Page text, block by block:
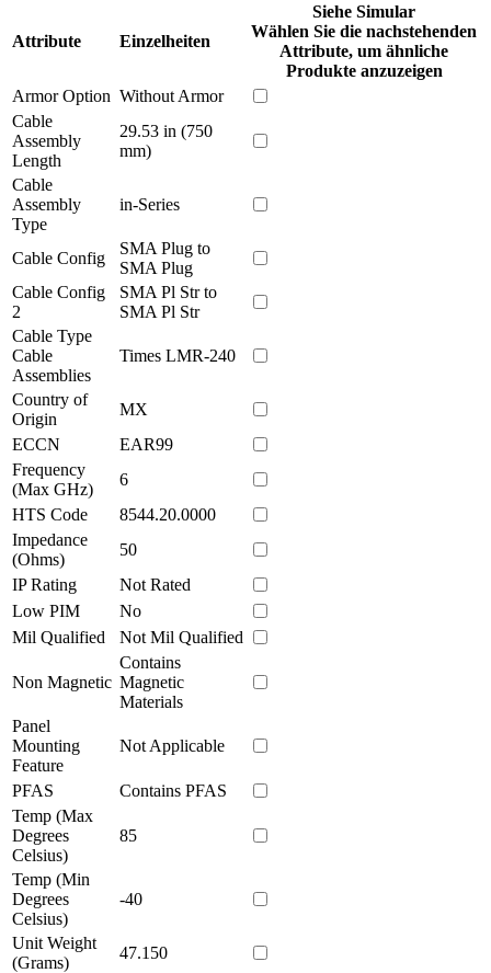
Attribute Einzelheiten
Siehe Simular
Wählen Sie die nachstehenden
Attribute, um ähnliche
Produkte anzuzeigen
Armor Option Without Armor
Cable
Assembly
Length
29.53 in (750
mm)
Cable
Assembly
Type
in-Series
Cable Config
SMA Plug to
SMA Plug
Cable Config
2
SMA Pl Str to
SMA Pl Str
Cable Type
Cable
Assemblies
Times LMR-240
Country of
Origin
MX
ECCN
EAR99
Frequency
(Max GHz)
6
HTS Code
8544.20.0000
Impedance
(Ohms)
50
IP Rating
Not Rated
Low PIM
No
Mil Qualified
Not Mil Qualified
Non Magnetic
Contains
Magnetic
Materials
Panel
Mounting
Feature
Not Applicable
PFAS
Contains PFAS
Temp (Max
Degrees
Celsius)
85
Temp (Min
Degrees
Celsius)
-40
Unit Weight
(Grams)
47.150